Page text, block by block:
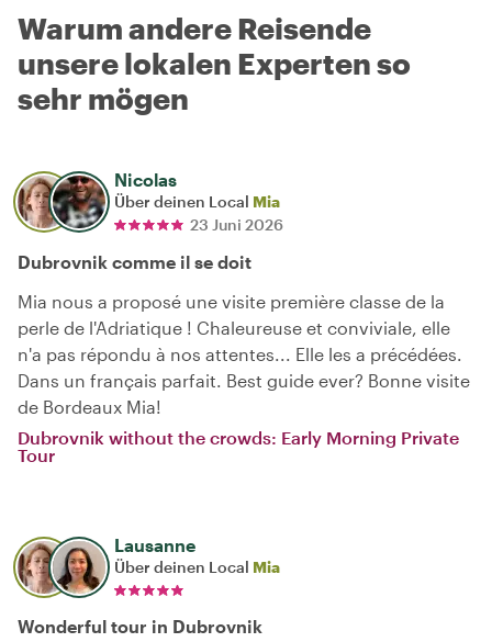
Warum andere Reisende
unsere lokalen Experten so
sehr mögen
Nicolas
Über deinen Local Mia
23 Juni 2026
Dubrovnik comme il se doit
Mia nous a proposé une visite première classe de la
perle de l'Adriatique ! Chaleureuse et conviviale, elle
n'a pas répondu à nos attentes... Elle les a précédées.
Dans un français parfait. Best guide ever? Bonne visite
de Bordeaux Mia!
Dubrovnik without the crowds: Early Morning Private
Tour
Lausanne
Über deinen Local Mia
Wonderful tour in Dubrovnik